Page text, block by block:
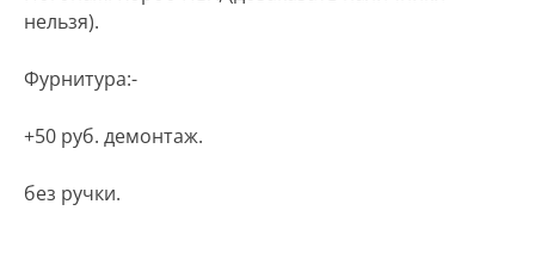
нельзя).
Фурнитура:-
+50 руб. демонтаж.
без ручки.